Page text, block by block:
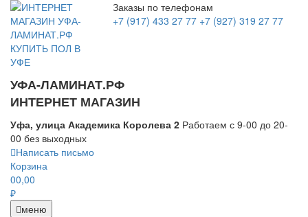
Заказы по телефонам
+7 (917) 433 27 77 +7 (927) 319 27 77
УФА-ЛАМИНАТ.РФ
ИНТЕРНЕТ МАГАЗИН
Уфа, улица Академика Королева 2 Работаем с 9-00 до 20-
00 без выходных
Написать письмо
Корзина
00,00
₽
меню